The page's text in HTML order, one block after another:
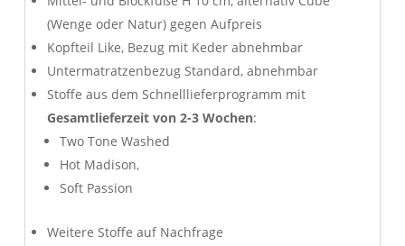
(Wenge oder Natur) gegen Aufpreis
Kopfteil Like, Bezug mit Keder abnehmbar
Untermatratzenbezug Standard, abnehmbar
Stoffe aus dem Schnelllieferprogramm mit
Gesamtlieferzeit von 2-3 Wochen:
Two Tone Washed
Hot Madison,
Soft Passion
Weitere Stoffe auf Nachfrage